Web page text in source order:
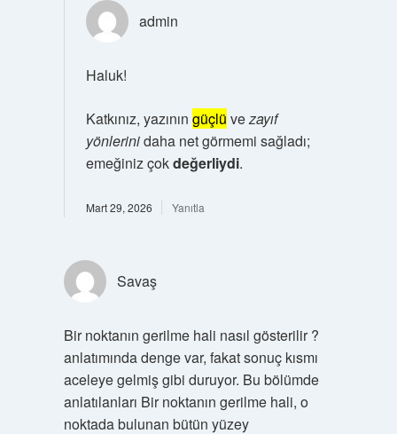
admin
Haluk!
Katkınız, yazının güçlü vezayıf
yönlerinidaha net görmemi sağladı;
emeğiniz çokdeğerliydi.
Mart 29, 2026 Yanıtla
Savaş
Bir noktanın gerilme hali nasıl gösterilir ?
anlatımında denge var, fakat sonuç kısmı
aceleye gelmiş gibi duruyor. Bu bölümde
anlatılanları Bir noktanın gerilme hali, o
noktada bulunan bütün yüzey